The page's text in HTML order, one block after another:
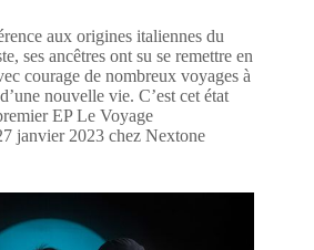
aux origines italiennes du
ses ancêtres ont su se remettre en
courage de nombreux voyages à
nouvelle vie. C’est cet état
EP Le Voyage
janvier 2023 chez Nextone